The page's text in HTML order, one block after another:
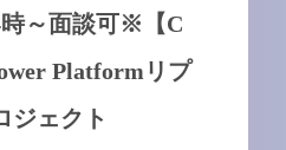
～面談可※【C
Platformリプ
ジェクト